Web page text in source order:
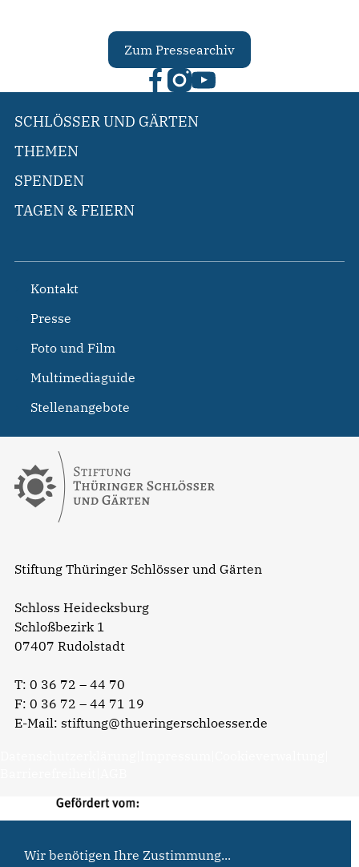
Zum Pressearchiv
Stiftung Thüringer Schlösser und Gärten
Schloss Heidecksburg
Schloßbezirk 1
07407 Rudolstadt
T: 0 36 72 – 44 70
F: 0 36 72 – 44 71 19
E-Mail: stiftung@thueringerschloesser.de
SCHLÖSSER UND GÄRTEN
THEMEN
SPENDEN
TAGEN & FEIERN
Kontakt
Presse
Foto und Film
Multimediaguide
Stellenangebote
Wir benötigen Ihre Zustimmung...